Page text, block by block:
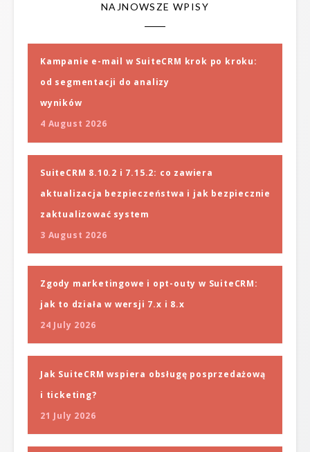
NAJNOWSZE WPISY
Kampanie e-mail w SuiteCRM krok po kroku:
od segmentacji do analizy
wyników
4 August 2026
SuiteCRM 8.10.2 i 7.15.2: co zawiera
aktualizacja bezpieczeństwa i jak bezpiecznie
zaktualizować system
3 August 2026
Zgody marketingowe i opt-outy w SuiteCRM:
jak to działa w wersji 7.x i 8.x
24 July 2026
Jak SuiteCRM wspiera obsługę posprzedażową
i ticketing?
21 July 2026